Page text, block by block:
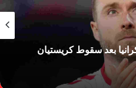
بعد سقوط كريستيان